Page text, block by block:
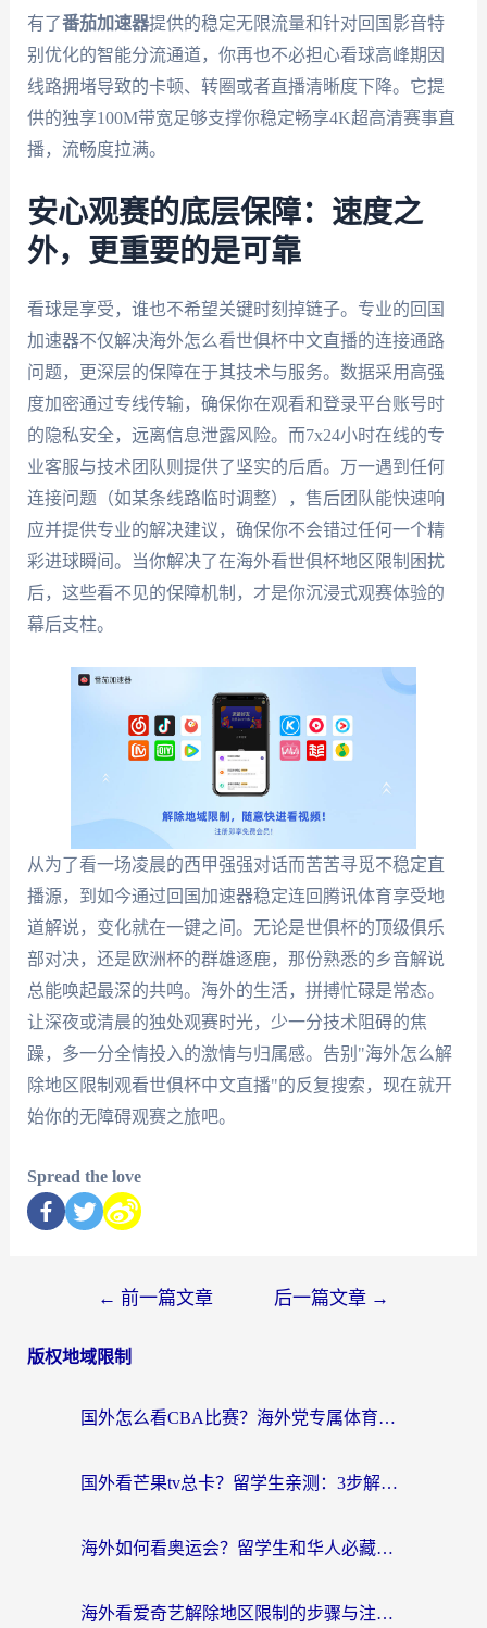
有了番茄加速器提供的稳定无限流量和针对回国影音特
别优化的智能分流通道，你再也不必担心看球高峰期因
线路拥堵导致的卡顿、转圈或者直播清晰度下降。它提
供的独享100M带宽足够支撑你稳定畅享4K超高清赛事直
播，流畅度拉满。
安心观赛的底层保障：速度之
外，更重要的是可靠
看球是享受，谁也不希望关键时刻掉链子。专业的回国
加速器不仅解决海外怎么看世俱杯中文直播的连接通路
问题，更深层的保障在于其技术与服务。数据采用高强
度加密通过专线传输，确保你在观看和登录平台账号时
的隐私安全，远离信息泄露风险。而7x24小时在线的专
业客服与技术团队则提供了坚实的后盾。万一遇到任何
连接问题（如某条线路临时调整），售后团队能快速响
应并提供专业的解决建议，确保你不会错过任何一个精
彩进球瞬间。当你解决了在海外看世俱杯地区限制困扰
后，这些看不见的保障机制，才是你沉浸式观赛体验的
幕后支柱。
从为了看一场凌晨的西甲强强对话而苦苦寻觅不稳定直
播源，到如今通过回国加速器稳定连回腾讯体育享受地
道解说，变化就在一键之间。无论是世俱杯的顶级俱乐
部对决，还是欧洲杯的群雄逐鹿，那份熟悉的乡音解说
总能唤起最深的共鸣。海外的生活，拼搏忙碌是常态。
让深夜或清晨的独处观赛时光，少一分技术阻碍的焦
躁，多一分全情投入的激情与归属感。告别"海外怎么解
除地区限制观看世俱杯中文直播"的反复搜索，现在就开
始你的无障碍观赛之旅吧。
Spread the love
← 前一篇文章 后一篇文章 →
版权地域限制
国外怎么看CBA比赛？海外党专属体育直播指南，告别地区限制看球自由
国外看芒果tv总卡？留学生亲测：3步解决地域限制+流畅追剧攻略
海外如何看奥运会？留学生和华人必藏的体育赛事观看终极指南
海外看爱奇艺解除地区限制的步骤与注意事项详解：留学生必看的无卡顿追剧指南